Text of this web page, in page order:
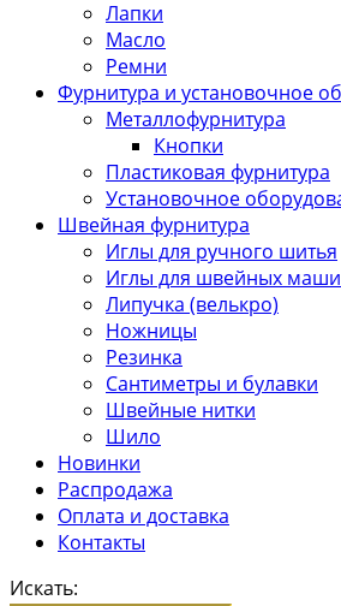
Лапки
Масло
Ремни
Фурнитура и установочное
Металлофурнитура
Кнопки
Пластиковая фурнитура
Установочное
Швейная фурнитура
Иглы для ручного шитья
Иглы для швейных
Липучка (велькро)
Ножницы
Резинка
Сантиметры и булавки
Швейные нитки
Шило
Новинки
Распродажа
Оплата и доставка
Контакты
Искать: